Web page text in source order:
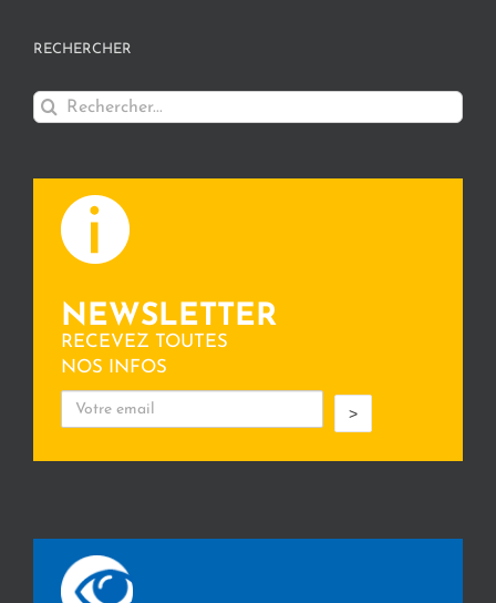
RECHERCHER
Rechercher:
NEWSLETTER
RECEVEZ TOUTES
NOS INFOS
>